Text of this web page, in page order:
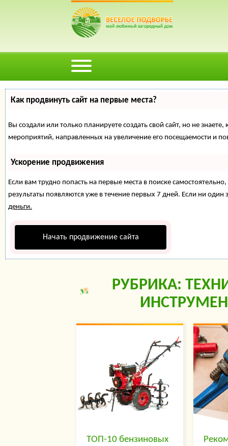
Как продвинуть сайт на первые места?
Вы создали или только планируете создать свой сайт, но не
мероприятий, направленных на увеличение его посещаемости и
Ускорение продвижения
Если вам трудно попасть на первые места в поиске
результаты появляются уже в течение первых 7 дней. Если ни один
деньги.
Начать продвижение сайта
РУБРИКА:
ТОП-10 бензиновых